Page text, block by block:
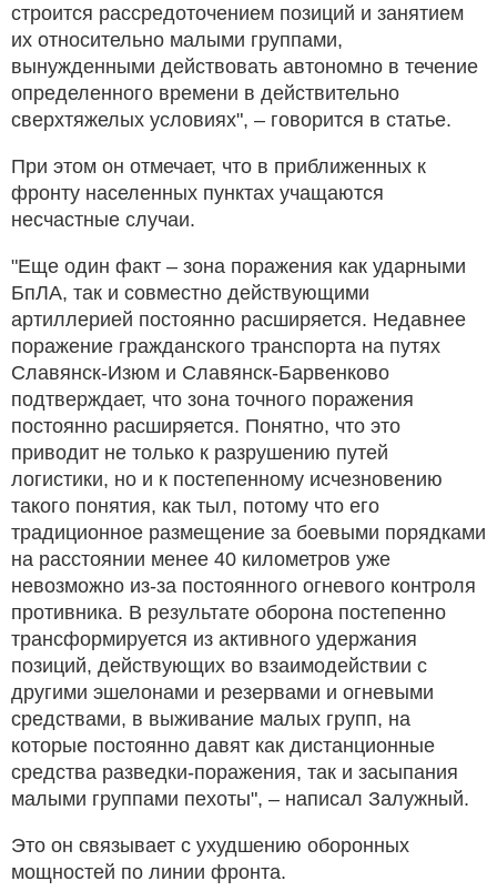
строится рассредоточением позиций и занятием
их относительно малыми группами,
вынужденными действовать автономно в течение
определенного времени в действительно
сверхтяжелых условиях", – говорится в статье.
При этом он отмечает, что в приближенных к
фронту населенных пунктах учащаются
несчастные случаи.
"Еще один факт – зона поражения как ударными
БпЛА, так и совместно действующими
артиллерией постоянно расширяется. Недавнее
поражение гражданского транспорта на путях
Славянск-Изюм и Славянск-Барвенково
подтверждает, что зона точного поражения
постоянно расширяется. Понятно, что это
приводит не только к разрушению путей
логистики, но и к постепенному исчезновению
такого понятия, как тыл, потому что его
традиционное размещение за боевыми порядками
на расстоянии менее 40 километров уже
невозможно из-за постоянного огневого контроля
противника. В результате оборона постепенно
трансформируется из активного удержания
позиций, действующих во взаимодействии с
другими эшелонами и резервами и огневыми
средствами, в выживание малых групп, на
которые постоянно давят как дистанционные
средства разведки-поражения, так и засыпания
малыми группами пехоты", – написал Залужный.
Это он связывает с ухудшению оборонных
мощностей по линии фронта.